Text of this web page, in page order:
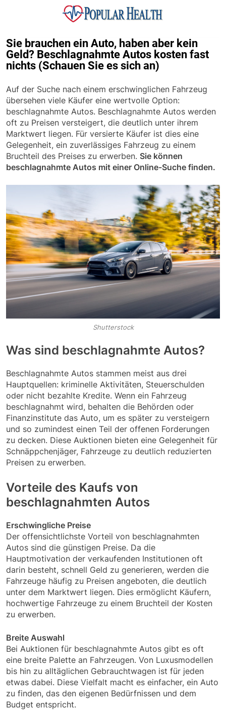
Popular Health
Sie brauchen ein Auto, haben aber kein
Geld? Beschlagnahmte Autos kosten fast
nichts (Schauen Sie es sich an)
Auf der Suche nach einem erschwinglichen Fahrzeug
übersehen viele Käufer eine wertvolle Option:
beschlagnahmte Autos. Beschlagnahmte Autos werden
oft zu Preisen versteigert, die deutlich unter ihrem
Marktwert liegen. Für versierte Käufer ist dies eine
Gelegenheit, ein zuverlässiges Fahrzeug zu einem
Bruchteil des Preises zu erwerben. Sie können
beschlagnahmte Autos mit einer Online-Suche finden.
Shutterstock
Was sind beschlagnahmte Autos?
Beschlagnahmte Autos stammen meist aus drei
Hauptquellen: kriminelle Aktivitäten, Steuerschulden
oder nicht bezahlte Kredite. Wenn ein Fahrzeug
beschlagnahmt wird, behalten die Behörden oder
Finanzinstitute das Auto, um es später zu versteigern
und so zumindest einen Teil der offenen Forderungen
zu decken. Diese Auktionen bieten eine Gelegenheit für
Schnäppchenjäger, Fahrzeuge zu deutlich reduzierten
Preisen zu erwerben.
Vorteile des Kaufs von
beschlagnahmten Autos
Erschwingliche Preise
Der offensichtlichste Vorteil von beschlagnahmten
Autos sind die günstigen Preise. Da die
Hauptmotivation der verkaufenden Institutionen oft
darin besteht, schnell Geld zu generieren, werden die
Fahrzeuge häufig zu Preisen angeboten, die deutlich
unter dem Marktwert liegen. Dies ermöglicht Käufern,
hochwertige Fahrzeuge zu einem Bruchteil der Kosten
zu erwerben.
Breite Auswahl
Bei Auktionen für beschlagnahmte Autos gibt es oft
eine breite Palette an Fahrzeugen. Von Luxusmodellen
bis hin zu alltäglichen Gebrauchtwagen ist für jeden
etwas dabei. Diese Vielfalt macht es einfacher, ein Auto
zu finden, das den eigenen Bedürfnissen und dem
Budget entspricht.